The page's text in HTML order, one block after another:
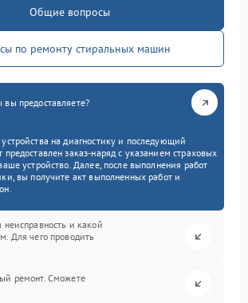
Общие вопросы
по ремонту стиральных машин
предоставляете?
на диагностику и последующий
предоставлен заказ-наряд с указанием страховых
устройство. Далее, после выполнения работ
вы получите акт выполненных работ и
и какой
Для чего проводить
ремонт. Сможете